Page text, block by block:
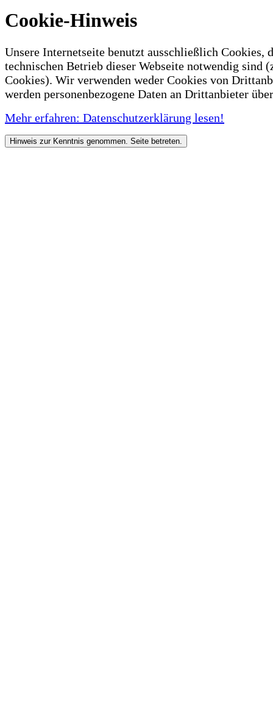
Cookie-Hinweis
Unsere Internetseite benutzt ausschließlich Cookies,
technischen Betrieb dieser Webseite notwendig sind
Cookies). Wir verwenden weder Cookies von
werden personenbezogene Daten an Drittanbieter
Mehr erfahren: Datenschutzerklärung lesen!
Hinweis zur Kenntnis genommen. Seite betreten.